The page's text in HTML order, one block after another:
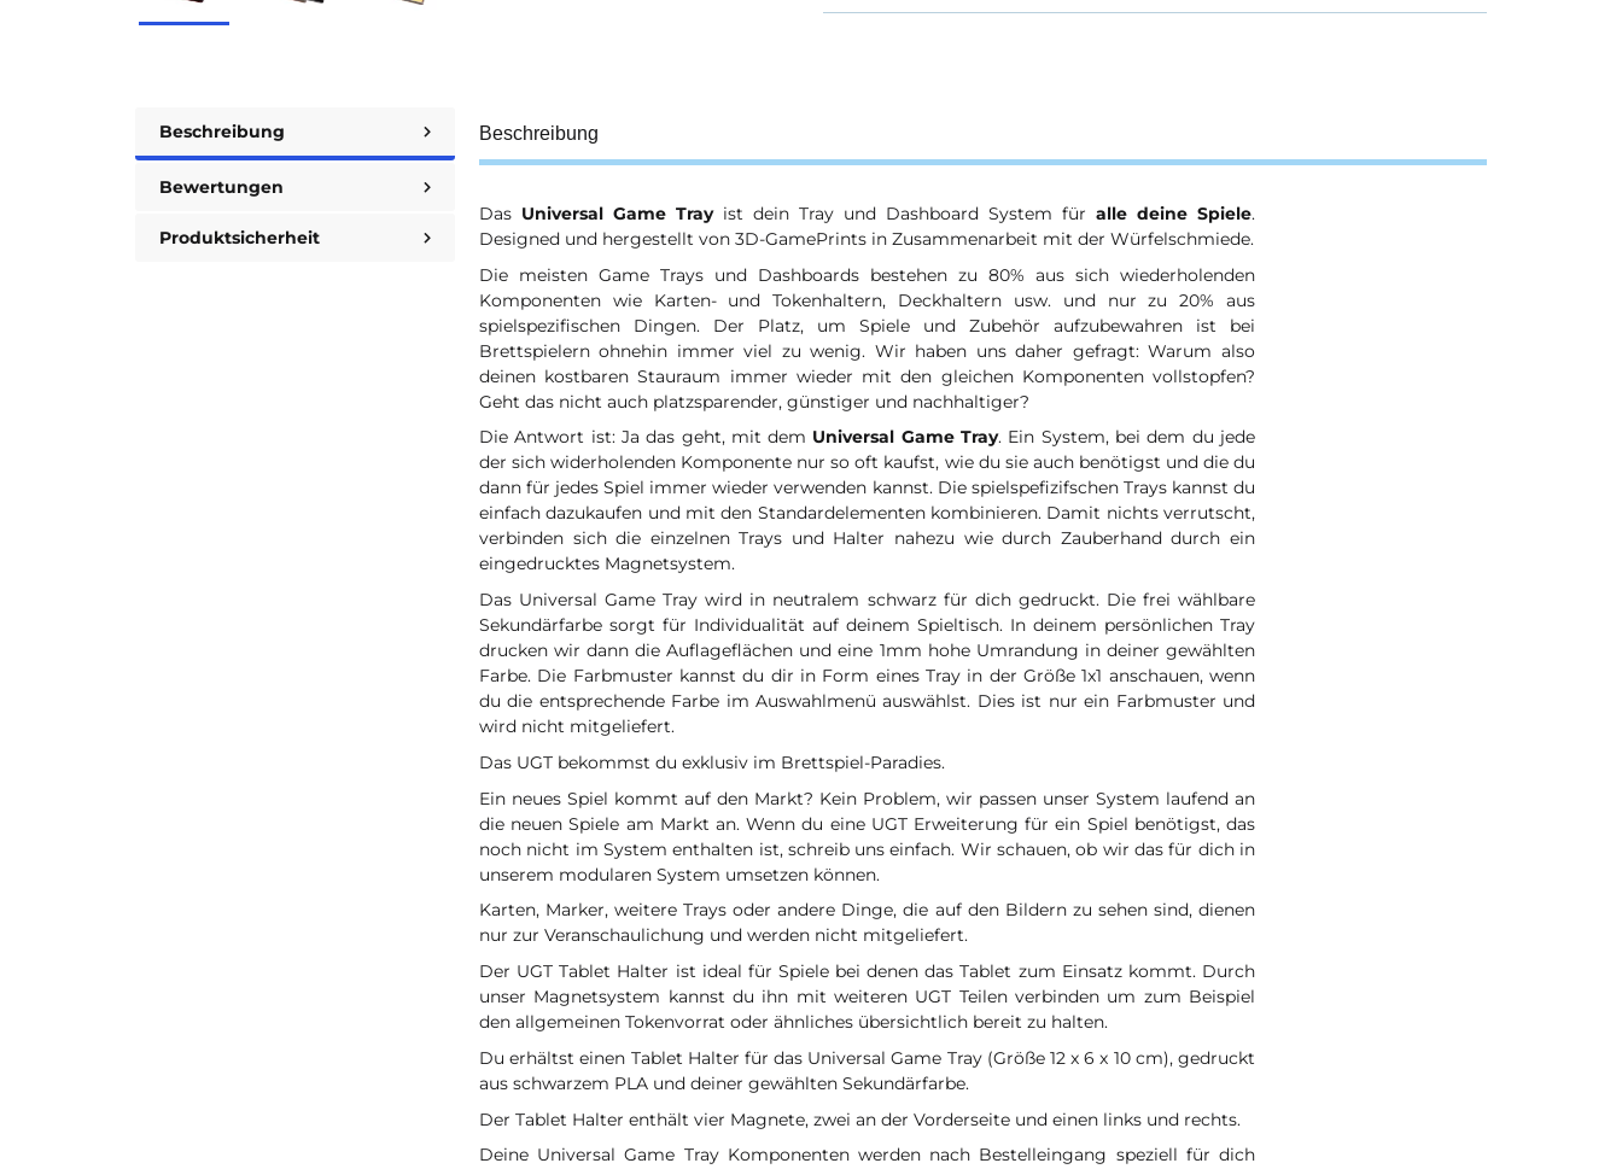
Beschreibung
Bewertungen
Produktsicherheit
Beschreibung
Das Universal Game Trayist dein Tray und Dashboard System für alle deine Spiele.
Designed und hergestellt von 3D-GamePrints in Zusammenarbeit mit der Würfelschmiede.
Die meisten Game Trays und Dashboards bestehen zu 80% aus sich wiederholenden
Komponenten wie Karten- und Tokenhaltern, Deckhaltern usw. und nur zu 20% aus
spielspezifischen Dingen. Der Platz, um Spiele und Zubehör aufzubewahren ist bei
Brettspielern ohnehin immer viel zu wenig. Wir haben uns daher gefragt: Warum also
deinen kostbaren Stauraum immer wieder mit den gleichen Komponenten vollstopfen?
Geht das nicht auch platzsparender, günstiger und nachhaltiger?
Die Antwort ist: Ja das geht, mit dem Universal Game Tray. Ein System, bei dem du jede
der sich widerholenden Komponente nur so oft kaufst, wie du sie auch benötigst und die du
dann für jedes Spiel immer wieder verwenden kannst. Die spielspefizifschen Trays kannst du
einfach dazukaufen und mit den Standardelementen kombinieren. Damit nichts verrutscht,
verbinden sich die einzelnen Trays und Halter nahezu wie durch Zauberhand durch ein
eingedrucktes Magnetsystem.
Das Universal Game Tray wird in neutralem schwarz für dich gedruckt. Die frei wählbare
Sekundärfarbe sorgt für Individualität auf deinem Spieltisch. In deinem persönlichen Tray
drucken wir dann die Auflageflächen und eine 1mm hohe Umrandung in deiner gewählten
Farbe. Die Farbmuster kannst du dir in Form eines Tray in der Größe 1x1 anschauen, wenn
du die entsprechende Farbe im Auswahlmenü auswählst. Dies ist nur ein Farbmuster und
wird nicht mitgeliefert.
Das UGT bekommst du exklusiv im Brettspiel-Paradies.
Ein neues Spiel kommt auf den Markt? Kein Problem, wir passen unser System laufend an
die neuen Spiele am Markt an. Wenn du eine UGT Erweiterung für ein Spiel benötigst, das
noch nicht im System enthalten ist, schreib uns einfach. Wir schauen, ob wir das für dich in
unserem modularen System umsetzen können.
Karten, Marker, weitere Trays oder andere Dinge, die auf den Bildern zu sehen sind, dienen
nur zur Veranschaulichung und werden nicht mitgeliefert.
Der UGT Tablet Halter ist ideal für Spiele bei denen das Tablet zum Einsatz kommt. Durch
unser Magnetsystem kannst du ihn mit weiteren UGT Teilen verbinden um zum Beispiel
den allgemeinen Tokenvorrat oder ähnliches übersichtlich bereit zu halten.
Du erhältst einen Tablet Halter für das Universal Game Tray (Größe 12 x 6 x 10 cm), gedruckt
aus schwarzem PLA und deiner gewählten Sekundärfarbe.
Der Tablet Halter enthält vier Magnete, zwei an der Vorderseite und einen links und rechts.
Deine Universal Game Tray Komponenten werden nach Bestelleingang speziell für dich